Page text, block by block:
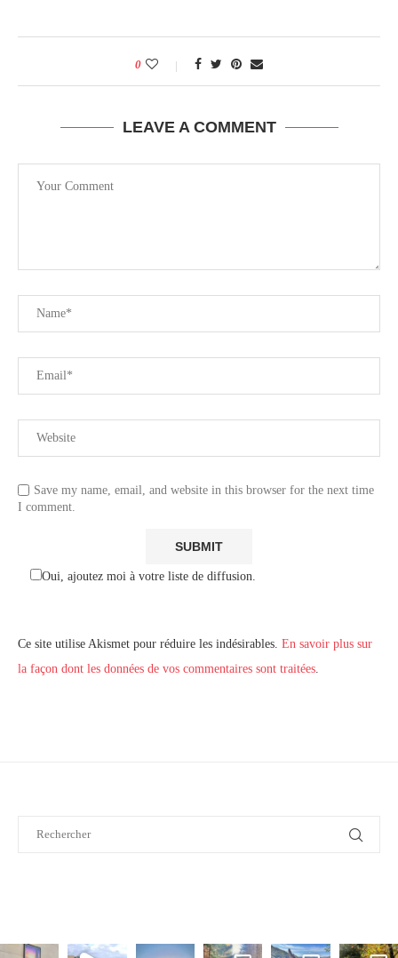
0
LEAVE A COMMENT
Save my name, email, and website in this browser for the next time
I comment.
Oui, ajoutez moi à votre liste de diffusion.
Ce site utilise Akismet pour réduire les indésirables. En savoir plus sur
la façon dont les données de vos commentaires sont traitées.